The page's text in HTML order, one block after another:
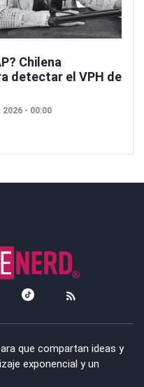
Chilena
detectar el VPH de
2026 - 00:00
que compartan ideas y
exponencial y un